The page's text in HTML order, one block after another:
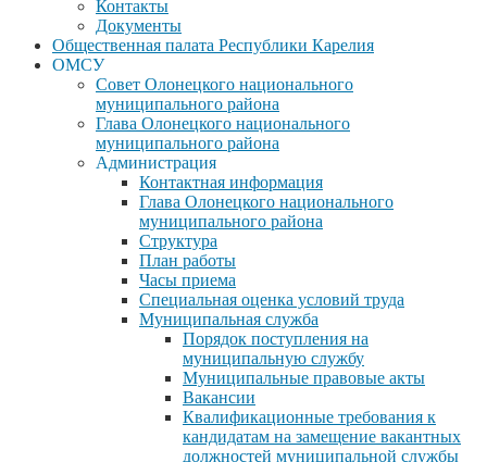
Контакты
Документы
Общественная палата Республики Карелия
ОМСУ
Совет Олонецкого национального
муниципального района
Глава Олонецкого национального
муниципального района
Администрация
Контактная информация
Глава Олонецкого национального
муниципального района
Структура
План работы
Часы приема
Специальная оценка условий труда
Муниципальная служба
Порядок поступления на
муниципальную службу
Муниципальные правовые акты
Вакансии
Квалификационные требования к
кандидатам на замещение вакантных
должностей муниципальной службы